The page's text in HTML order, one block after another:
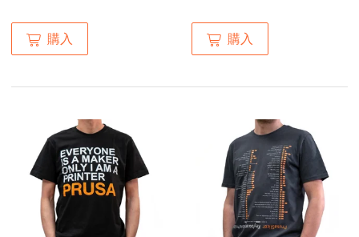
購入 購入